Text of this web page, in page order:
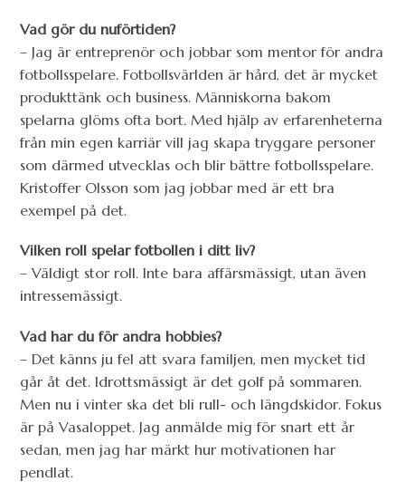
Vad gör du nuförtiden?
– Jag är entreprenör och jobbar som mentor för andra
fotbollsspelare. Fotbollsvärlden är hård, det är mycket
produkttänk och business. Människorna bakom
spelarna glöms ofta bort. Med hjälp av erfarenheterna
från min egen karriär vill jag skapa tryggare personer
som därmed utvecklas och blir bättre fotbollsspelare.
Kristoffer Olsson som jag jobbar med är ett bra
exempel på det.
Vilken roll spelar fotbollen i ditt liv?
– Väldigt stor roll. Inte bara affärsmässigt, utan även
intressemässigt.
Vad har du för andra hobbies?
– Det känns ju fel att svara familjen, men mycket tid
går åt det. Idrottsmässigt är det golf på sommaren.
Men nu i vinter ska det bli rull- och längdskidor. Fokus
är på Vasaloppet. Jag anmälde mig för snart ett år
sedan, men jag har märkt hur motivationen har
pendlat.